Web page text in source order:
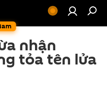
nhận
tỏa tên lửa